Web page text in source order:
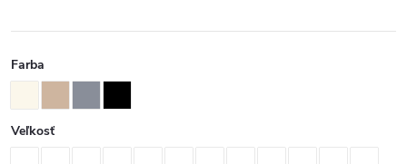
Farba
Veľkosť